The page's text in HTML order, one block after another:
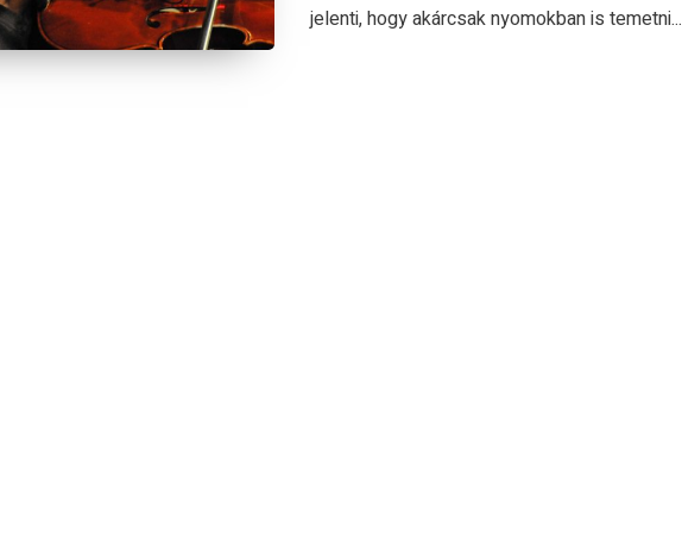
jelenti, hogy akárcsak nyomokban is temetni...